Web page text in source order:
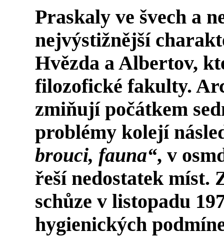
Praskaly ve švech a
nejvýstižnější
Hvězda a Albertov,
filozofické fakulty.
zmiňují počátkem
problémy kolejí
brouci, fauna“, v
řeší nedostatek míst.
schůze v listopadu
hygienických